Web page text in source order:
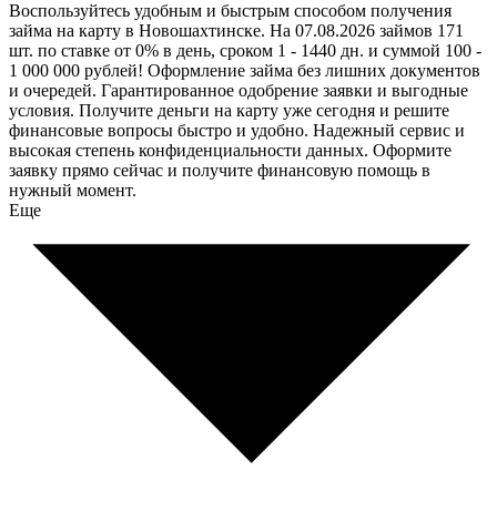
Воспользуйтесь удобным и быстрым способом получения
займа на карту в Новошахтинске. На 07.08.2026 займов 171
шт. по ставке от 0% в день, сроком 1 - 1440 дн. и суммой 100 -
1 000 000 рублей! Оформление займа без лишних документов
и очередей. Гарантированное одобрение заявки и выгодные
условия. Получите деньги на карту уже сегодня и решите
финансовые вопросы быстро и удобно. Надежный сервис и
высокая степень конфиденциальности данных. Оформите
заявку прямо сейчас и получите финансовую помощь в
нужный момент.
Еще